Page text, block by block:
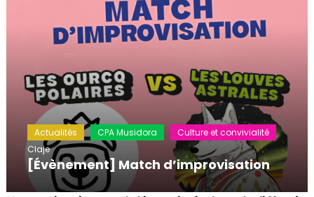
Actualités CPA Musidora
Culture et convivialité
Claje
[Évènement] Match d’improvisation